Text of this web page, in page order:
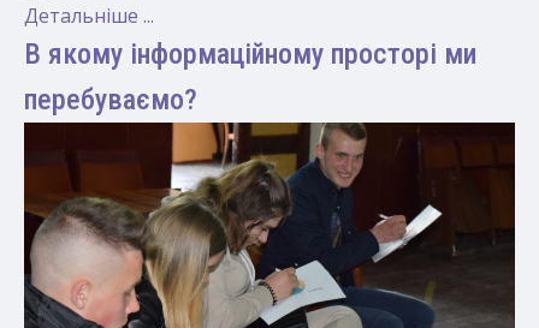
Детальніше ...
В якому інформаційному просторі ми
перебуваємо?